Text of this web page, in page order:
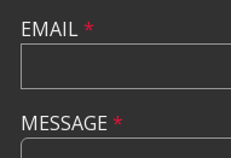
EMAIL*
MESSAGE *